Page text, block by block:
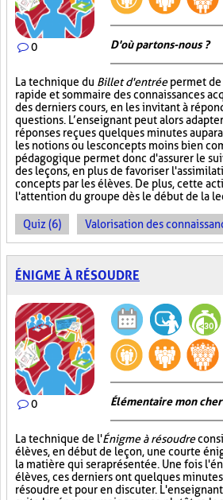
0 D'où partons-nous ?
La technique du Billet d'entréepermet de
rapide et sommaire des connaissances
des derniers cours, en les invitant à
questions. L’enseignant peut alors
réponses reçues quelques minutes
les notions ou les concepts moins bien
pédagogique permet donc d'assurer le
des leçons, en plus de favoriser
concepts par les élèves. De plus, cette
l'attention du groupe dès le début de la
Quiz (6) Valorisation des
ÉNIGME À RÉSOUDRE
0 Élémentaire mon
La technique de l'Énigme à résoudre
élèves, en début de leçon, une courte
la matière qui sera présentée. Une fois
élèves, ces derniers ont quelques
résoudre et pour en discuter.